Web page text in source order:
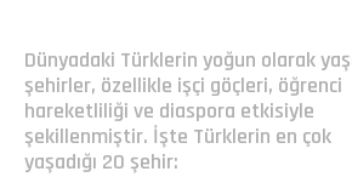
Dünyadaki Türklerin yoğun olarak
şehirler, özellikle işçi göçleri, öğrenci
hareketliliği ve diaspora etkisiyle
şekillenmiştir. İşte Türklerin en çok
yaşadığı 20 şehir: